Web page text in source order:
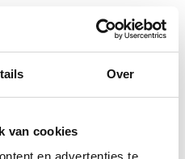
Over
van cookies
en advertenties te